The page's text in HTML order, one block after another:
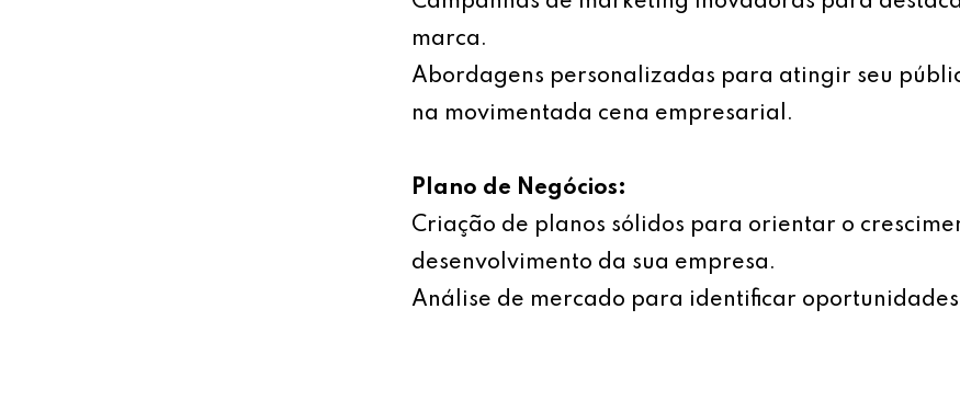
marca.
Abordagens personalizadas para atingir seu
na movimentada cena empresarial.
Plano de Negócios:
Criação de planos sólidos para orientar o
desenvolvimento da sua empresa.
Análise de mercado para identificar oportunidades